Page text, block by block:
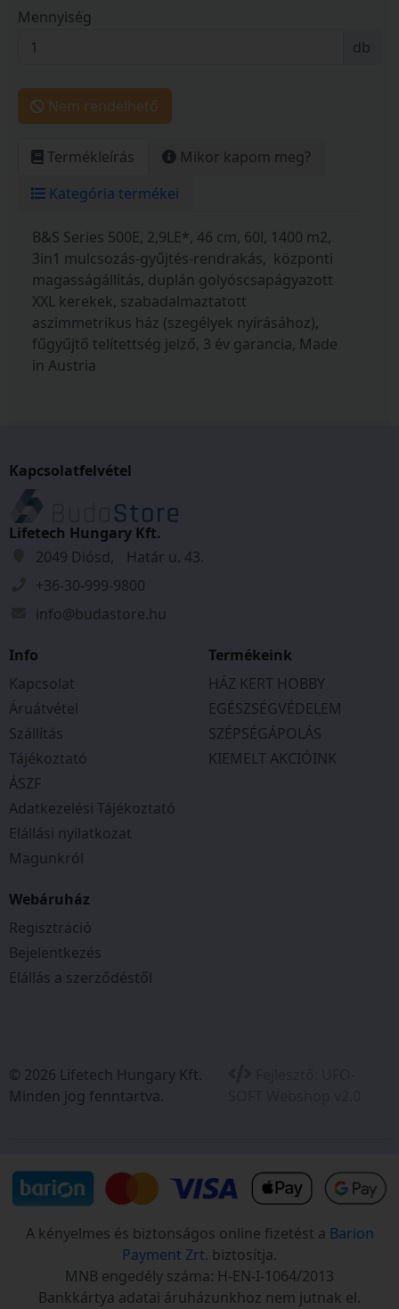
Mennyiség
db
Nem rendelhető
Termékleírás
Mikor kapom meg?
Kategória termékei
B&S Series 500E, 2,9LE*, 46 cm, 60l, 1400 m2,
3in1 mulcsozás-gyűjtés-rendrakás, központi
magasságállítás, duplán golyóscsapágyazott
XXL kerekek, szabadalmaztatott
aszimmetrikus ház (szegélyek nyírásához),
fűgyűjtő telítettség jelző, 3 év garancia, Made
in Austria
Kapcsolatfelvétel
Lifetech Hungary Kft.
2049 Diósd, Határ u. 43.
+36-30-999-9800
info@budastore.hu
Info
Kapcsolat
Áruátvétel
Szállítás
Tájékoztató
ÁSZF
Adatkezelési Tájékoztató
Elállási nyilatkozat
Magunkról
Termékeink
HÁZ KERT HOBBY
EGÉSZSÉGVÉDELEM
SZÉPSÉGÁPOLÁS
KIEMELT AKCIÓINK
Webáruház
Regisztráció
Bejelentkezés
Elállás a szerződéstől
© 2026 Lifetech Hungary Kft.
Minden jog fenntartva.
A kényelmes és biztonságos online fizetést a Barion
Payment Zrt. biztosítja.
MNB engedély száma: H-EN-I-1064/2013
Bankkártya adatai áruházunkhoz nem jutnak el.